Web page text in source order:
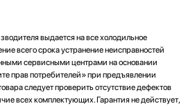
выдается на все холодильное
всего срока устранение неисправностей
сервисными центрами на основании
прав потребителей» при предъявлении
следует проверить отсутствие дефектов
всех комплектующих. Гарантия не действует,